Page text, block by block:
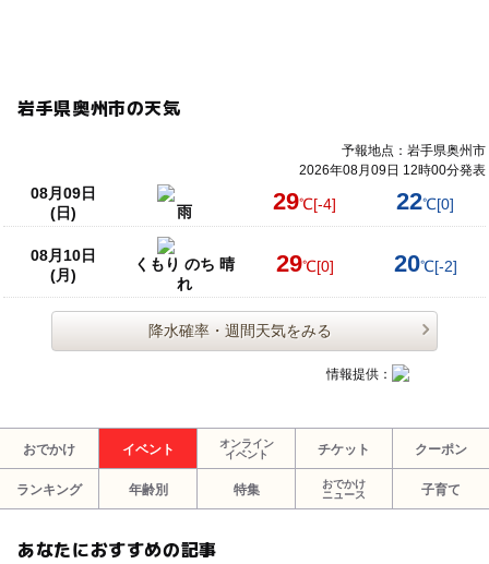
岩手県奥州市の天気
予報地点：岩手県奥州市
2026年08月09日 12時00分発表
08月09日
(日)
雨 29℃[-4] 22℃[0]
08月10日
(月)
くもり のち 晴
れ
29℃[0] 20℃[-2]
降水確率・週間天気をみる
情報提供：
おでかけ イベント
オンライン
イベント
チケット クーポン
ランキング 年齢別 特集
おでかけ
ニュース
子育て
あなたにおすすめの記事